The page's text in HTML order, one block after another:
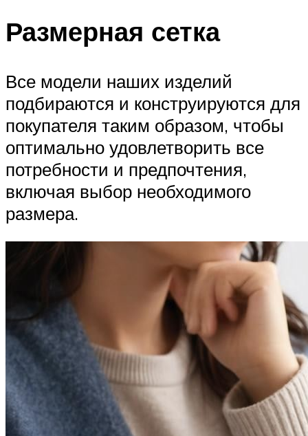
Размерная сетка
Все модели наших изделий
подбираются и конструируются для
покупателя таким образом, чтобы
оптимально удовлетворить все
потребности и предпочтения,
включая выбор необходимого
размера.